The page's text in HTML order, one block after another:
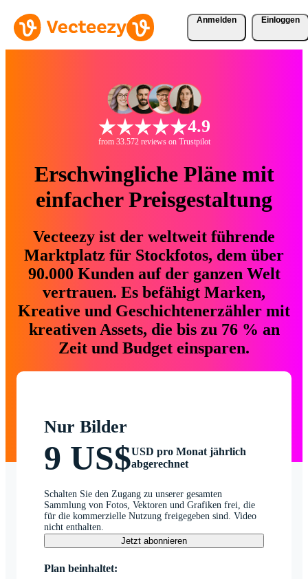
Anmelden Einloggen
4.9
from 33.572 reviews on Trustpilot
Erschwingliche Pläne mit
einfacher Preisgestaltung
Vecteezy ist der weltweit führende
Marktplatz für Stockfotos, dem über
90.000 Kunden auf der ganzen Welt
vertrauen. Es befähigt Marken,
Kreative und Geschichtenerzähler mit
kreativen Assets, die bis zu 76 % an
Zeit und Budget einsparen.
Nur Bilder
9 US$USD pro Monat jährlich
abgerechnet
Schalten Sie den Zugang zu unserer gesamten
Sammlung von Fotos, Vektoren und Grafiken frei, die
für die kommerzielle Nutzung freigegeben sind. Video
nicht enthalten.
Jetzt abonnieren
Plan beinhaltet: